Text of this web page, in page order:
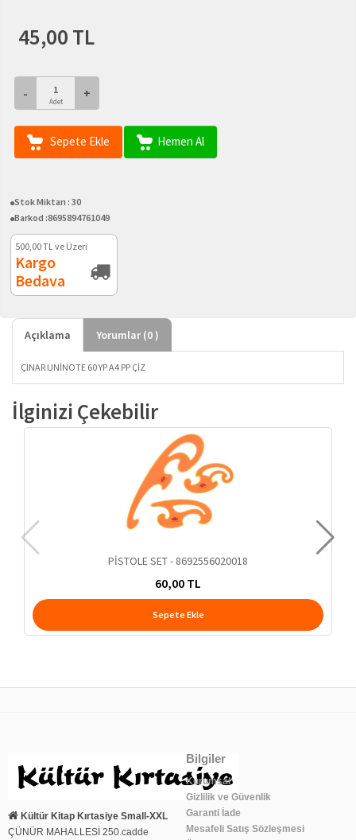
45,00 TL
-
Adet
+
Sepete Ekle Hemen Al
Stok Miktarı : 30
Barkod :8695894761049
500,00TL ve Üzeri
Kargo
Bedava
Açıklama Yorumlar (0)
ÇINAR UNİNOTE 60 YP A4 PP ÇİZ
İlginizi Çekebilir
PİSTOLE SET - 8692556020018
60,00 TL
Sepete Ekle
Kültür Kitap Kırtasiye Small-XXL
ÇÜNÜR MAHALLESİ 250.cadde
Bilgiler
Kurumsal
Gizlilik ve Güvenlik
Garanti İade
Mesafeli Satış Sözleşmesi